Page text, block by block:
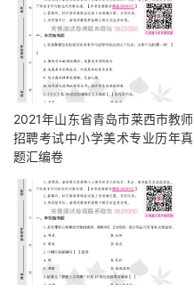
2021年山东省青岛市莱西市教师
招聘考试中小学美术专业历年真
题汇编卷